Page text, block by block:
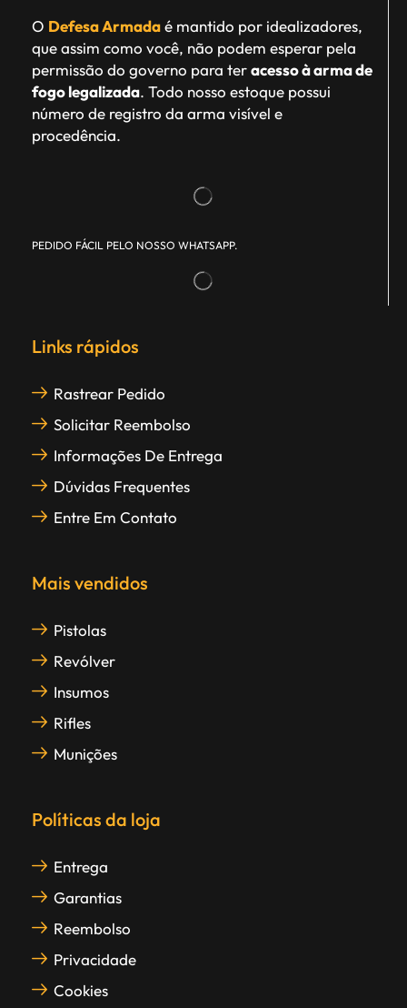
O Defesa Armadaé mantido por idealizadores,
que assim como você, não podem esperar pela
permissão do governo para teracesso à arma de
fogo legalizada. Todo nosso estoque possui
número de registro da arma visível e
procedência.
PEDIDO FÁCIL PELO NOSSO WHATSAPP.
Links rápidos
Rastrear Pedido
Solicitar Reembolso
Informações De Entrega
Dúvidas Frequentes
Entre Em Contato
Mais vendidos
Pistolas
Revólver
Insumos
Rifles
Munições
Políticas da loja
Entrega
Garantias
Reembolso
Privacidade
Cookies